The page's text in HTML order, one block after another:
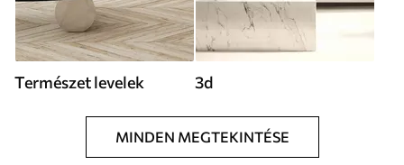
Természet levelek 3d
MINDEN MEGTEKINTÉSE